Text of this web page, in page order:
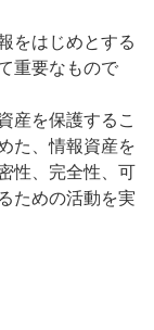
をはじめとする
重要なもので
産を保護するこ
た、情報資産を
性、完全性、可
ための活動を実